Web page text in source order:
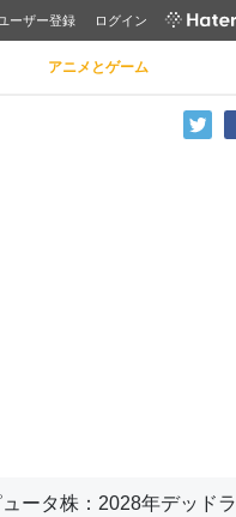
ユーザー登録 ログイン
アニメとゲーム
ータ株：2028年デッドラ